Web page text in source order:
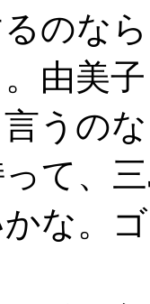
のな
由美
言うの
て、
な。